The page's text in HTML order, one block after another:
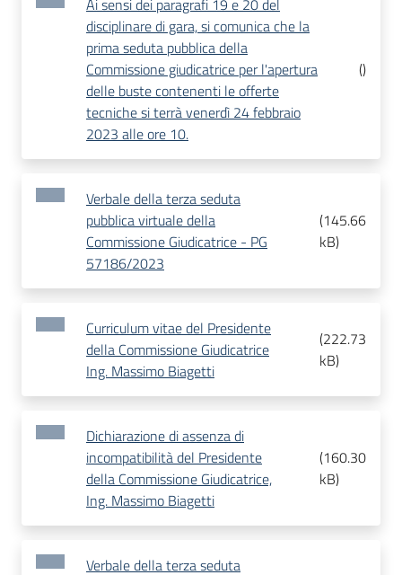
Ai sensi dei paragrafi 19 e 20 del
disciplinare di gara, si comunica che la
prima seduta pubblica della
Commissione giudicatrice per l'apertura
delle buste contenenti le offerte
tecniche si terrà venerdì 24 febbraio
2023 alle ore 10.
()
Verbale della terza seduta
pubblica virtuale della
Commissione Giudicatrice - PG
57186/2023
(145.66
kB)
Curriculum vitae del Presidente
della Commissione Giudicatrice
Ing. Massimo Biagetti
(222.73
kB)
Dichiarazione di assenza di
incompatibilità del Presidente
della Commissione Giudicatrice,
Ing. Massimo Biagetti
(160.30
kB)
Verbale della terza seduta